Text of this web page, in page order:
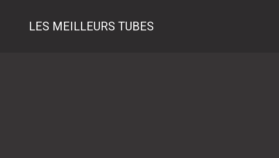
LES MEILLEURS TUBES